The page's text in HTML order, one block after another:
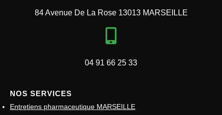
84 Avenue De La Rose 13013 MARSEILLE
04 91 66 25 33
NOS SERVICES
Entretiens pharmaceutique MARSEILLE